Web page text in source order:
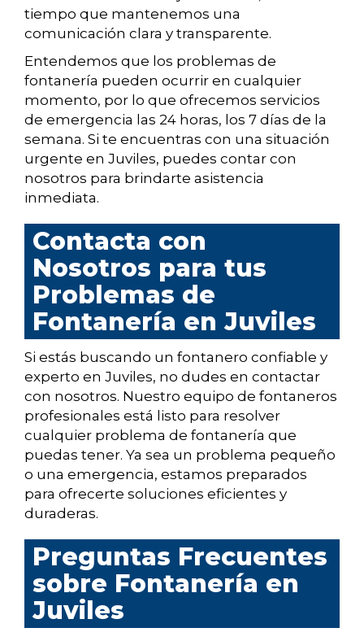
tiempo que mantenemos una
comunicación clara y transparente.
Entendemos que los problemas de
fontanería pueden ocurrir en cualquier
momento, por lo que ofrecemos servicios
de emergencia las 24 horas, los 7 días de la
semana. Si te encuentras con una situación
urgente en Juviles, puedes contar con
nosotros para brindarte asistencia
inmediata.
Contacta con
Nosotros para tus
Problemas de
Fontanería en Juviles
Si estás buscando un fontanero confiable y
experto en Juviles, no dudes en contactar
con nosotros. Nuestro equipo de fontaneros
profesionales está listo para resolver
cualquier problema de fontanería que
puedas tener. Ya sea un problema pequeño
o una emergencia, estamos preparados
para ofrecerte soluciones eficientes y
duraderas.
Preguntas Frecuentes
sobre Fontanería en
Juviles